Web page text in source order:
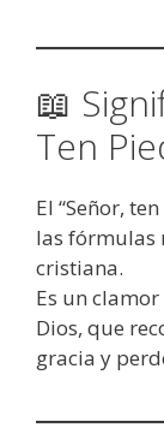
📖
Ten
El “Señor,
las fórmulas
cristiana.
Es un
Dios, que
gracia y